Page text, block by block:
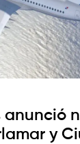
anunció
y